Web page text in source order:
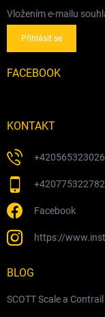
Vložením e-mailu
Přihlásit se
FACEBOOK
KONTAKT
+420565323026
+420775322782
Facebook
https://
BLOG
SCOTT Scale a